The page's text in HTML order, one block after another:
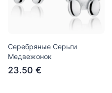
Серебряные Серьги
Медвежонок
23.50 €